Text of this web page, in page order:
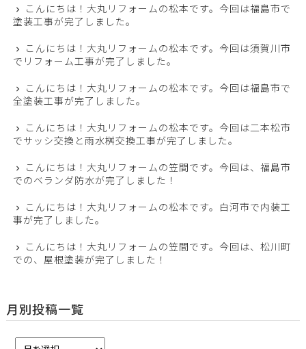
こんにちは！大丸リフォームの松本です。今回は福島市で
塗装工事が完了しました。
こんにちは！大丸リフォームの松本です。今回は須賀川市
でリフォーム工事が完了しました。
こんにちは！大丸リフォームの松本です。今回は福島市で
全塗装工事が完了しました。
こんにちは！大丸リフォームの松本です。今回は二本松市
でサッシ交換と雨水桝交換工事が完了しました。
こんにちは！大丸リフォームの笠間です。今回は、福島市
でのベランダ防水が完了しました！
こんにちは！大丸リフォームの松本です。白河市で内装工
事が完了しました。
こんにちは！大丸リフォームの笠間です。今回は、松川町
での、屋根塗装が完了しました！
月別投稿一覧